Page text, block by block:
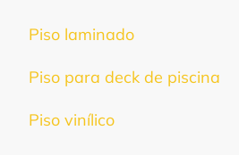
Piso laminado
Piso para deck de piscina
Piso vinílico